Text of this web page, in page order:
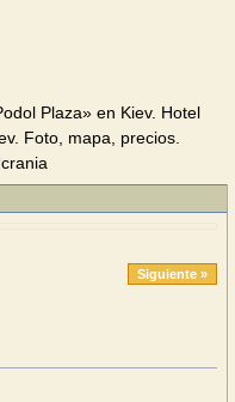
Plaza» en Kiev. Hotel
Foto, mapa, precios.
Siguiente »